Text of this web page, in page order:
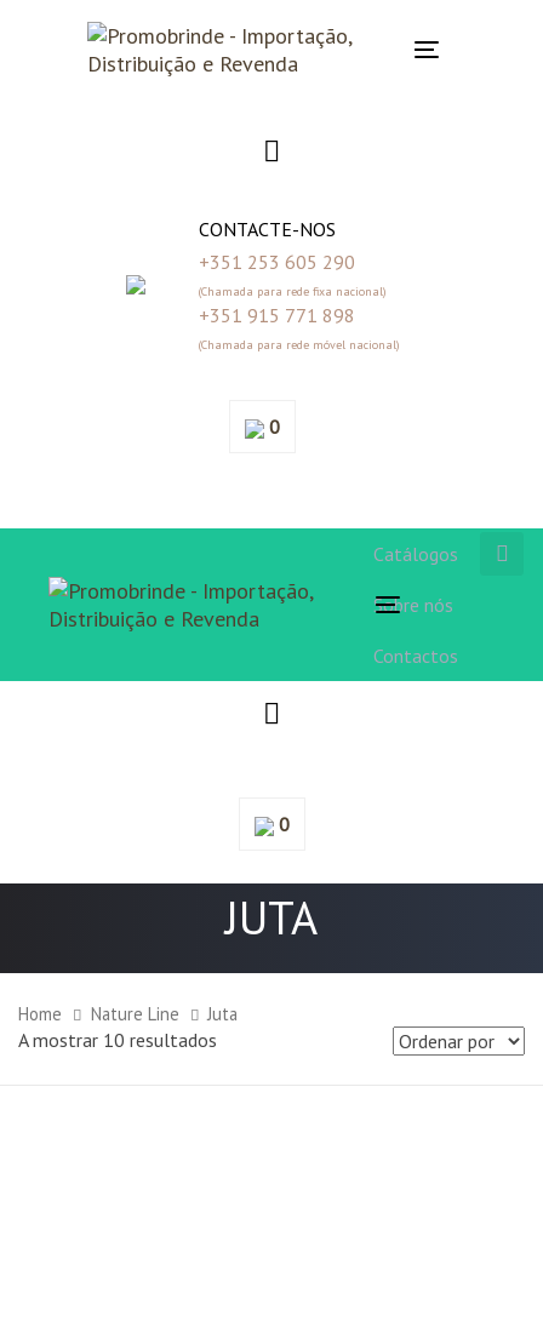
Toggle
CONTACTE-NOS
+351 253 605 290
(Chamada para rede fixa nacional)
+351 915 771 898
(Chamada para rede móvel nacional)
0
Toggle
Catálogos
Sobre nós
Contactos
0
JUTA
Home Nature Line Juta
A mostrar 10 resultados